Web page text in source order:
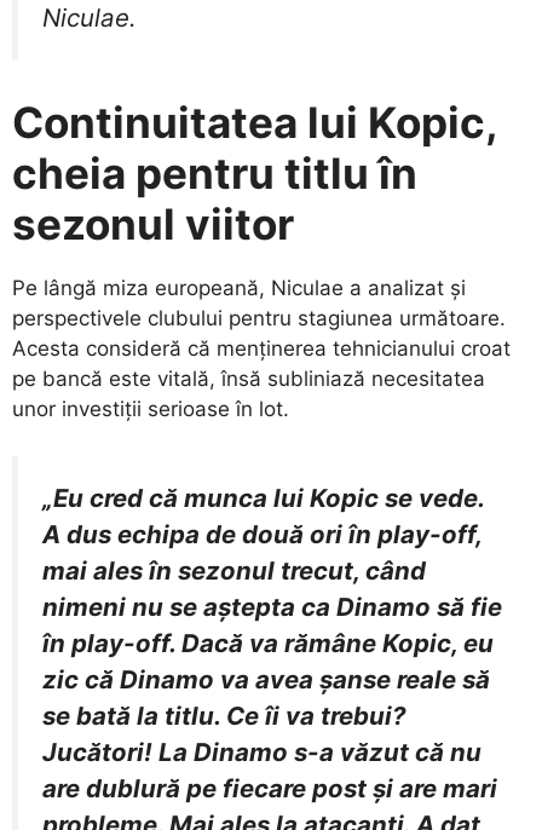
Niculae.
Continuitatea lui Kopic,
cheia pentru titlu în
sezonul viitor
​Pe lângă miza europeană, Niculae a analizat și
perspectivele clubului pentru stagiunea următoare.
Acesta consideră că menținerea tehnicianului croat
pe bancă este vitală, însă subliniază necesitatea
unor investiții serioase în lot.
„Eu cred că munca lui Kopic se vede.
A dus echipa de două ori în play-off,
mai ales în sezonul trecut, când
nimeni nu se aștepta ca Dinamo să fie
în play-off. Dacă va rămâne Kopic, eu
zic că Dinamo va avea șanse reale să
se bată la titlu. Ce îi va trebui?
Jucători! La Dinamo s-a văzut că nu
are dublură pe fiecare post și are mari